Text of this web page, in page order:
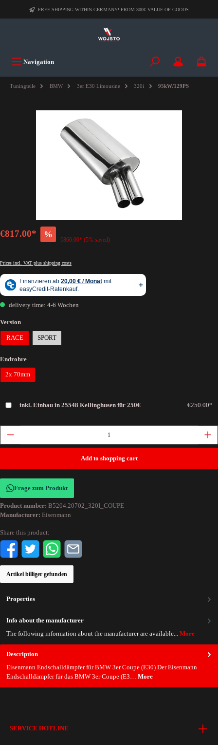
FREE SHIPPING WITHIN GERMANY! FROM 300€ VALUE OF GOODS
Navigation
Tuningteile BMW 3er E30 Limousine 320i 95kW/129PS
€817.00* %
€860.00* (5% saved)
Prices incl. VAT plus shipping costs
delivery time: 4-6 Wochen
Version
RACE SPORT
Endrohre
2x 70mm
inkl. Einbau in 25548 Kellinghusen für 250€ €250.00*
Add to shopping cart
Frage zum Produkt
Product number: B5204.20702_320I_COUPE
Manufacturer: Eisenmann
Share this product:
Artikel billiger gefunden
Description
Eisenmann Endschalldämpfer für BMW 3er Coupe (E30) Der Eisenmann
Endschalldämpfer für das BMW 3er Coupe (E3… More
Properties
Info about the manufacturer
The following information about the manufacturer are available... More
SERVICE HOTLINE